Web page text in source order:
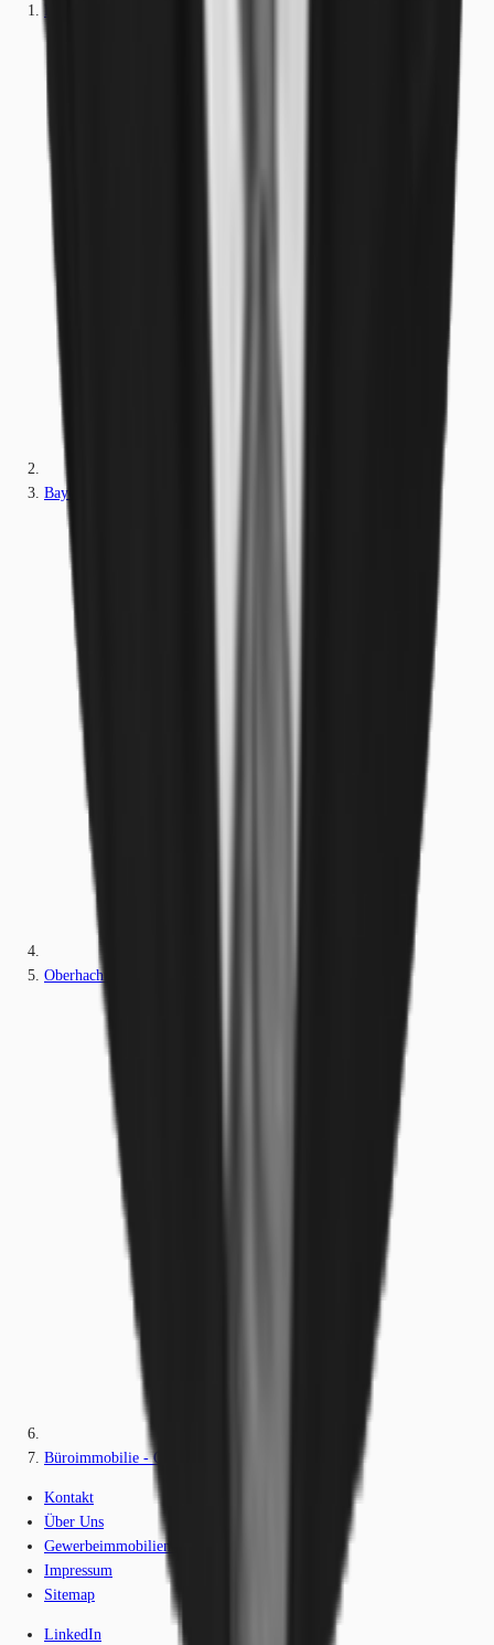
Büros
Bayern
Oberhaching
Büroimmobilie - Oberhaching - M2259
Kontakt
Über Uns
Gewerbeimmobilien-Lexikon
Impressum
Sitemap
LinkedIn